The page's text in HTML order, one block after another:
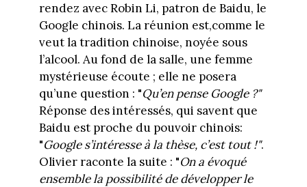
rendez avec Robin Li, patron de Baidu, le
Google chinois. La réunion est,comme le
veut la tradition chinoise, noyée sous
l’alcool. Au fond de la salle, une femme
mystérieuse écoute ; elle ne posera
qu’une question : "Qu’en pense Google ?"
Réponse des intéressés, qui savent que
Baidu est proche du pouvoir chinois:
"Google s’intéresse à la thèse, c’est tout !".
Olivier raconte la suite : "On a évoqué
ensemble la possibilité de développer le